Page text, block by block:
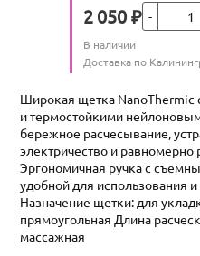
Цена
2 050 ₽Кол-во
Количество
В наличии
Условия доставки
Доставка по
Широкая щетка NanoThermic
и термостойкими
бережное расчесывание,
электричество и равномерно
Эргономичная ручка с
удобной для использования
Назначение щетки: для
прямоугольная Длина
массажная